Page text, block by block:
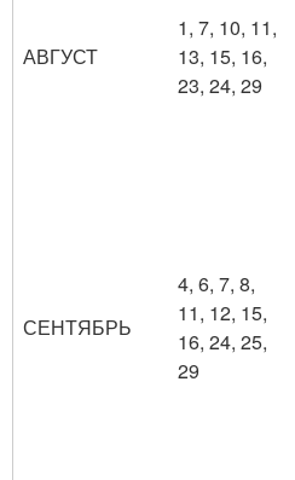
АВГУСТ
1, 7, 10, 11,
13, 15, 16,
23, 24, 29
СЕНТЯБРЬ
4, 6, 7, 8,
11, 12, 15,
16, 24, 25,
29